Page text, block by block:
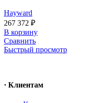
Hayward
267 372 ₽
В корзину
Сравнить
Быстрый просмотр
· Клиентам